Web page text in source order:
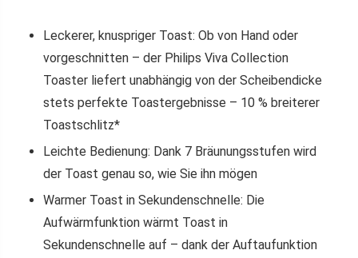
Leckerer, knuspriger Toast: Ob von Hand oder
vorgeschnitten – der Philips Viva Collection
Toaster liefert unabhängig von der Scheibendicke
stets perfekte Toastergebnisse – 10 % breiterer
Toastschlitz*
Leichte Bedienung: Dank 7 Bräunungsstufen wird
der Toast genau so, wie Sie ihn mögen
Warmer Toast in Sekundenschnelle: Die
Aufwärmfunktion wärmt Toast in
Sekundenschnelle auf – dank der Auftaufunktion